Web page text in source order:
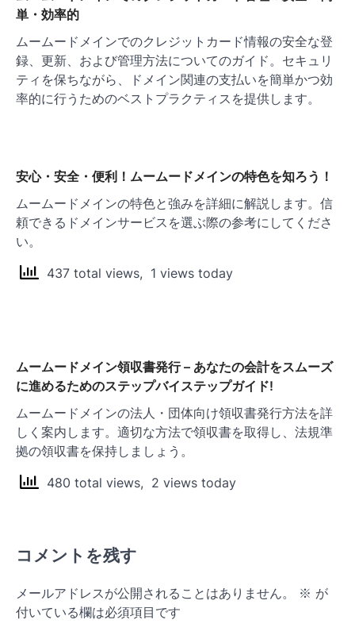
単・効率的
ムームードメインでのクレジットカード情報の安全な登
録、更新、および管理方法についてのガイド。セキュリ
ティを保ちながら、ドメイン関連の支払いを簡単かつ効
率的に行うためのベストプラクティスを提供します。
安心・安全・便利！ムームードメインの特色を知ろう！
ムームードメインの特色と強みを詳細に解説します。信
頼できるドメインサービスを選ぶ際の参考にしてくださ
い。
437 total views, 1 views today
ムームードメイン領収書発行 – あなたの会計をスムーズ
に進めるためのステップバイステップガイド!
ムームードメインの法人・団体向け領収書発行方法を詳
しく案内します。適切な方法で領収書を取得し、法規準
拠の領収書を保持しましょう。
480 total views, 2 views today
コメントを残す
メールアドレスが公開されることはありません。 ※ が
付いている欄は必須項目です